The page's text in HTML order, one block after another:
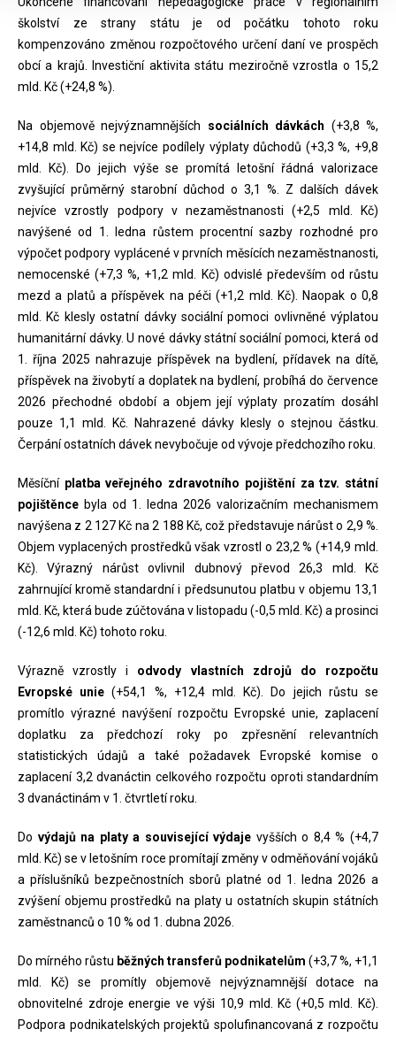
školství ze strany státu je od počátku tohoto roku
kompenzováno změnou rozpočtového určení daní ve prospěch
obcí a krajů. Investiční aktivita státu meziročně vzrostla o 15,2
mld. Kč (+24,8 %).
Na objemově nejvýznamnějších sociálních dávkách (+3,8 %,
+14,8 mld. Kč) se nejvíce podílely výplaty důchodů (+3,3 %, +9,8
mld. Kč). Do jejich výše se promítá letošní řádná valorizace
zvyšující průměrný starobní důchod o 3,1 %. Z dalších dávek
nejvíce vzrostly podpory v nezaměstnanosti (+2,5 mld. Kč)
navýšené od 1. ledna růstem procentní sazby rozhodné pro
výpočet podpory vyplácené v prvních měsících nezaměstnanosti,
nemocenské (+7,3 %, +1,2 mld. Kč) odvislé především od růstu
mezd a platů a příspěvek na péči (+1,2 mld. Kč). Naopak o 0,8
mld. Kč klesly ostatní dávky sociální pomoci ovlivněné výplatou
humanitární dávky. U nové dávky státní sociální pomoci, která od
1. října 2025 nahrazuje příspěvek na bydlení, přídavek na dítě,
příspěvek na živobytí a doplatek na bydlení, probíhá do července
2026 přechodné období a objem její výplaty prozatím dosáhl
pouze 1,1 mld. Kč. Nahrazené dávky klesly o stejnou částku.
Čerpání ostatních dávek nevybočuje od vývoje předchozího roku.
Měsíční platba veřejného zdravotního pojištění za tzv. státní
pojištěnce byla od 1. ledna 2026 valorizačním mechanismem
navýšena z 2 127 Kč na 2 188 Kč, což představuje nárůst o 2,9 %.
Objem vyplacených prostředků však vzrostl o 23,2 % (+14,9 mld.
Kč). Výrazný nárůst ovlivnil dubnový převod 26,3 mld. Kč
zahrnující kromě standardní i předsunutou platbu v objemu 13,1
mld. Kč, která bude zúčtována v listopadu (-0,5 mld. Kč) a prosinci
(-12,6 mld. Kč) tohoto roku.
Výrazně vzrostly i odvody vlastních zdrojů do rozpočtu
Evropské unie(+54,1 %, +12,4 mld. Kč). Do jejich růstu se
promítlo výrazné navýšení rozpočtu Evropské unie, zaplacení
doplatku za předchozí roky po zpřesnění relevantních
statistických údajů a také požadavek Evropské komise o
zaplacení 3,2 dvanáctin celkového rozpočtu oproti standardním
3 dvanáctinám v 1. čtvrtletí roku.
Do výdajů na platy a související výdaje vyšších o 8,4 % (+4,7
mld. Kč) se v letošním roce promítají změny v odměňování vojáků
a příslušníků bezpečnostních sborů platné od 1. ledna 2026 a
zvýšení objemu prostředků na platy u ostatních skupin státních
zaměstnanců o 10 % od 1. dubna 2026.
Do mírného růstu běžných transferů podnikatelům (+3,7 %, +1,1
mld. Kč) se promítly objemově nejvýznamnější dotace na
obnovitelné zdroje energie ve výši 10,9 mld. Kč (+0,5 mld. Kč).
Podpora podnikatelských projektů spolufinancovaná z rozpočtu